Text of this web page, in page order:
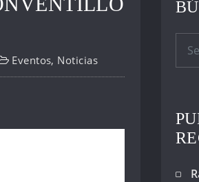
Eventos, Noticias